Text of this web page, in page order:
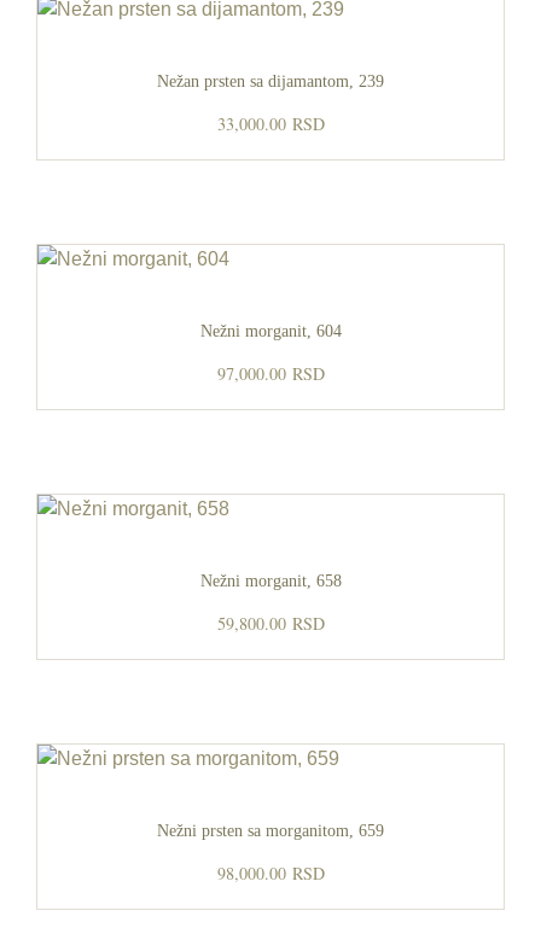
Nežan prsten sa dijamantom, 239
33,000.00 RSD
Nežni morganit, 604
97,000.00 RSD
Nežni morganit, 658
59,800.00 RSD
Nežni prsten sa morganitom, 659
98,000.00 RSD